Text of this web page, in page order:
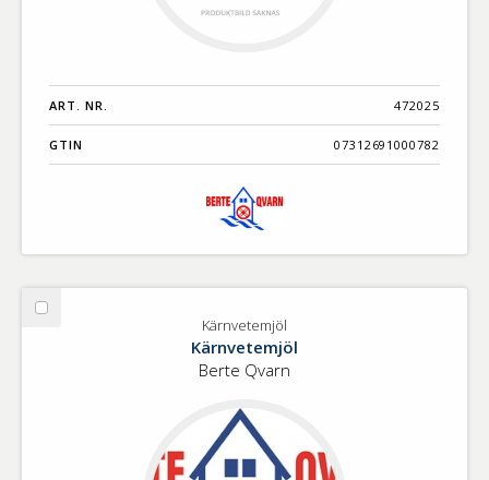
ART. NR. 472025
GTIN 07312691000782
Välj
Kärnvetemjöl
Kärnvetemjöl
Berte Qvarn